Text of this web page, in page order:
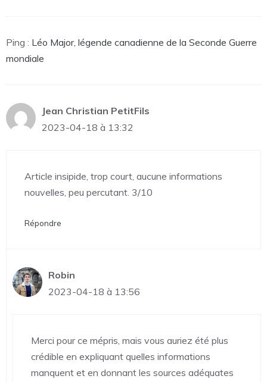
Ping : Léo Major, légende canadienne de la Seconde Guerre
mondiale
Jean Christian PetitFils
2023-04-18 à 13:32
Article insipide, trop court, aucune informations
nouvelles, peu percutant. 3/10
Répondre
Robin
2023-04-18 à 13:56
Merci pour ce mépris, mais vous auriez été plus
crédible en expliquant quelles informations
manquent et en donnant les sources adéquates